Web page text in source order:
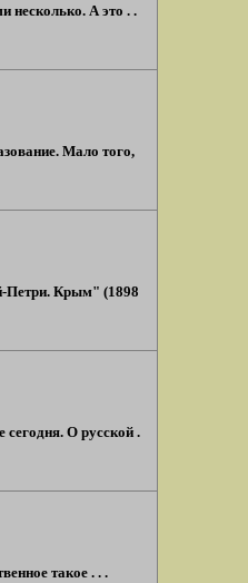
несколько. А это . .
Мало того,
Петри. Крым" (1898
О русской .
такое . . .